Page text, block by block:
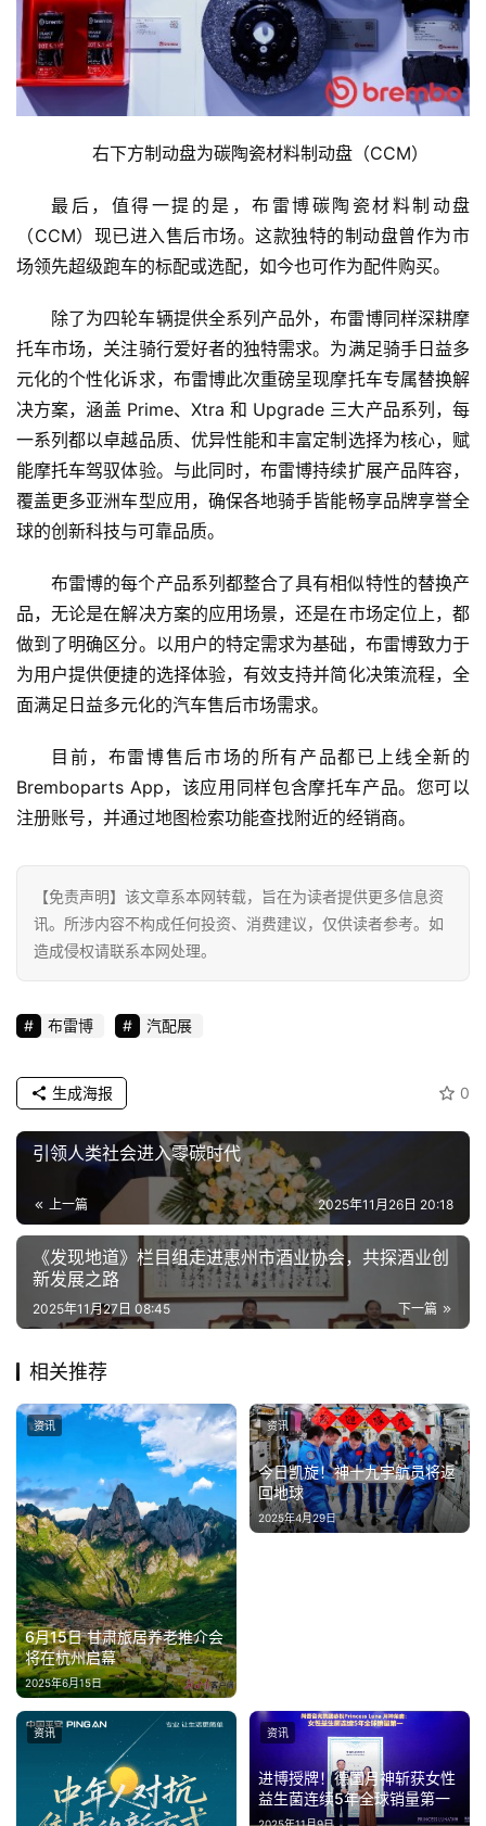
右下方制动盘为碳陶瓷材料制动盘（CCM）
最后，值得一提的是，布雷博碳陶瓷材料制动盘
（CCM）现已进入售后市场。这款独特的制动盘曾作为市
场领先超级跑车的标配或选配，如今也可作为配件购买。
除了为四轮车辆提供全系列产品外，布雷博同样深耕摩
托车市场，关注骑行爱好者的独特需求。为满足骑手日益多
元化的个性化诉求，布雷博此次重磅呈现摩托车专属替换解
决方案，涵盖 Prime、Xtra 和 Upgrade 三大产品系列，每
一系列都以卓越品质、优异性能和丰富定制选择为核心，赋
能摩托车驾驭体验。与此同时，布雷博持续扩展产品阵容，
覆盖更多亚洲车型应用，确保各地骑手皆能畅享品牌享誉全
球的创新科技与可靠品质。
布雷博的每个产品系列都整合了具有相似特性的替换产
品，无论是在解决方案的应用场景，还是在市场定位上，都
做到了明确区分。以用户的特定需求为基础，布雷博致力于
为用户提供便捷的选择体验，有效支持并简化决策流程，全
面满足日益多元化的汽车售后市场需求。
目前，布雷博售后市场的所有产品都已上线全新的
Bremboparts App，该应用同样包含摩托车产品。您可以
注册账号，并通过地图检索功能查找附近的经销商。
【免责声明】该文章系本网转载，旨在为读者提供更多信息资
讯。所涉内容不构成任何投资、消费建议，仅供读者参考。如
造成侵权请联系本网处理。
布雷博 汽配展
0
生成海报
引领人类社会进入零碳时代
上一篇 2025年11月26日 20:18
《发现地道》栏目组走进惠州市酒业协会，共探酒业创
新发展之路
下一篇
2025年11月27日 08:45
相关推荐
6月15日 甘肃旅居养老推介会
将在杭州启幕
2025年6月15日
资讯
今日凯旋！神十九宇航员将返
回地球
2025年4月29日
资讯
资讯
进博授牌！德国月神斩获女性
益生菌连续5年全球销量第一
资讯